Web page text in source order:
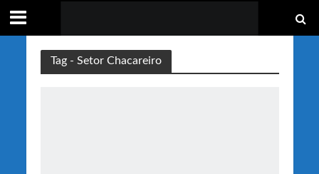
Tag - Setor Chacareiro